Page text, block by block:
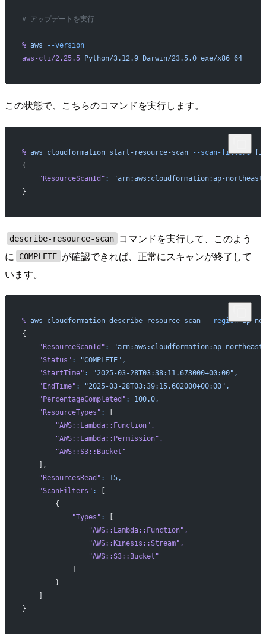
# アップデートを実行
% aws --version
aws-cli/2.25.5 Python/3.12.9 Darwin/23.5.0 exe/x86_64
この状態で、こちらのコマンドを実行します。
% aws cloudformation start-resource-scan --scan-filters
{
    "ResourceScanId"
:
"arn:aws:cloudformation:ap-
}
describe-resource-scan
コマンドを実行して、このよう
に
COMPLETE が確認できれば、正常にスキャンが終了して
います。
% aws cloudformation describe-resource-scan --region ap-
{
    "ResourceScanId"
:
"arn:aws:cloudformation:ap-
    "Status"
:
"COMPLETE",
    "StartTime"
:
"2025-03-28T03:38:11.673000+00:00",
    "EndTime"
:
"2025-03-28T03:39:15.602000+00:00",
    "PercentageCompleted"
:
100.0,
    "ResourceTypes"
:
        "AWS::Lambda::Function"
,
        "AWS::Lambda::Permission"
,
        "AWS::S3::Bucket"
    ],
    "ResourcesRead"
:
15,
    "ScanFilters"
:
        {
            "Types"
:
                "AWS::Lambda::Function"
,
                "AWS::Kinesis::Stream"
,
                "AWS::S3::Bucket"
        }
}